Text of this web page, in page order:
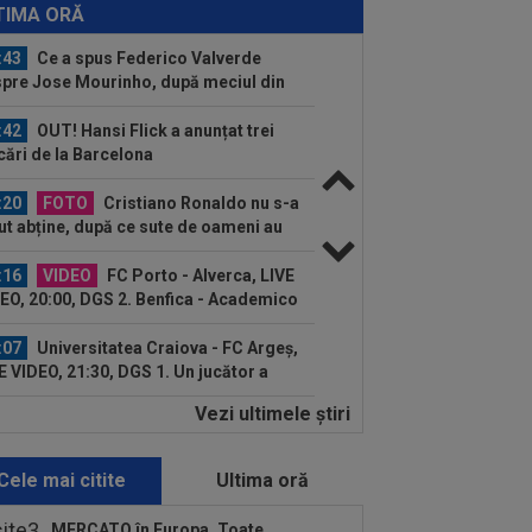
ORĂ
DGS 1. Roș-albaștrii, ”ca acasă”
Ce a spus Federico Valverde
Jose Mourinho, după meciul din
OUT! Hansi Flick a anunțat trei
de la Barcelona
FOTO
Cristiano Ronaldo nu s-a
abține, după ce sute de oameni au
VIDEO
FC Porto - Alverca, LIVE
20:00, DGS 2. Benfica - Academico
Universitatea Craiova - FC Argeș,
VIDEO, 21:30, DGS 1. Un jucător a
Chindia Târgoviște -
EXCLUSIV
Dani Coman a intrat
și a anunțat 3 transferuri la FC
Vezi ultimele ştiri
mai citite Ultima oră